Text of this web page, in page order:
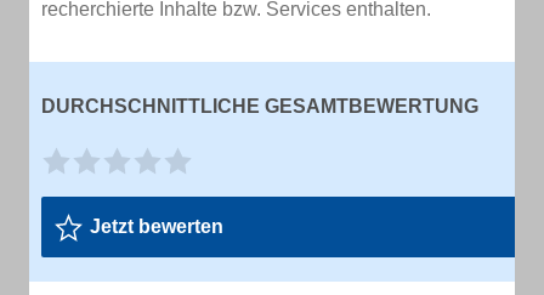
recherchierte Inhalte bzw. Services enthalten.
DURCHSCHNITTLICHE GESAMTBEWERTUNG
Jetzt bewerten